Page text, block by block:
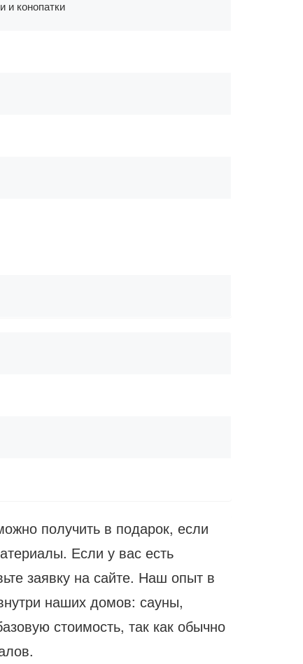
и конопатки
получить в подарок, если
Если у вас есть
заявку на сайте. Наш опыт в
наших домов: сауны,
стоимость, так как обычно